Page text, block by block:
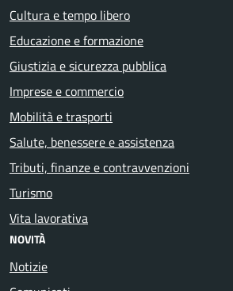
Cultura e tempo libero
Educazione e formazione
Giustizia e sicurezza pubblica
Imprese e commercio
Mobilità e trasporti
Salute, benessere e assistenza
Tributi, finanze e contravvenzioni
Turismo
Vita lavorativa
NOVITÀ
Notizie